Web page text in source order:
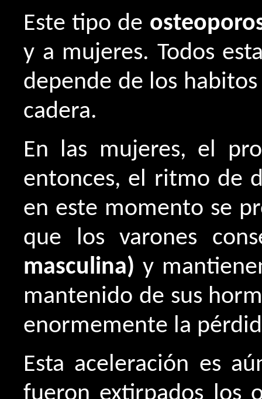
Este tipo de
y a mujeres. Todos
depende de los
cadera.
En las mujeres, el
entonces, el ritmo de
en este momento se
que los varones
masculina) y
mantenido de sus
enormemente la
Esta aceleración es
fueron extirpados los